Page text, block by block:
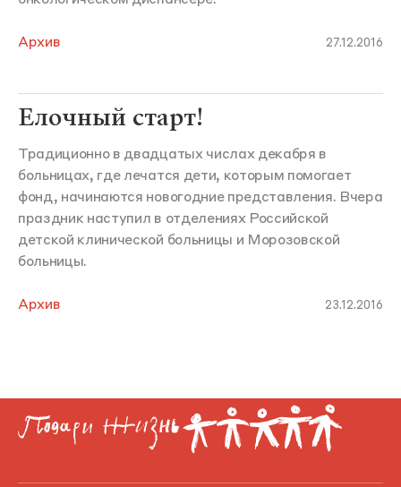
Архив 27.12.2016
Елочный старт!
Традиционно в двадцатых числах декабря в
больницах, где лечатся дети, которым помогает
фонд, начинаются новогодние представления. Вчера
праздник наступил в отделениях Российской
детской клинической больницы и Морозовской
больницы.
Архив 23.12.2016